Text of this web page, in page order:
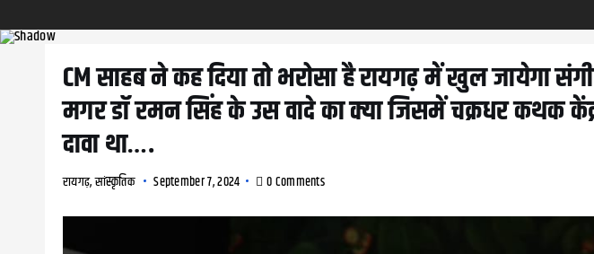
CM साहब ने कह दिया तो भरोसा है रायगढ़ में खुल जायेगा
मगर डॉ रमन सिंह के उस वादे का क्या जिसमें चक्रधर कथक
दावा था….
रायगढ़,सांस्कृतिक September 7, 2024 0 Comments